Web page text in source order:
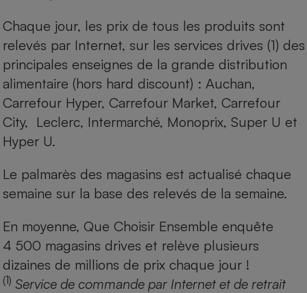
Chaque jour, les prix de tous les produits sont
relevés par Internet, sur les services drives (1) des
principales enseignes de la grande distribution
alimentaire (hors hard discount) : Auchan,
Carrefour Hyper, Carrefour Market, Carrefour
City, Leclerc, Intermarché, Monoprix, Super U et
Hyper U.
Le palmarès des magasins est actualisé chaque
semaine sur la base des relevés de la semaine.
En moyenne, Que Choisir Ensemble enquête
4 500 magasins drives et relève plusieurs
dizaines de millions de prix chaque jour !
(1) Service de commande par Internet et de retrait